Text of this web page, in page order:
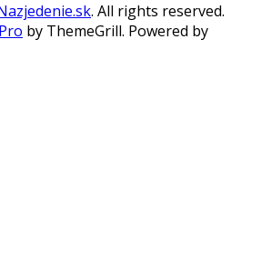
. All rights reserved.
by ThemeGrill. Powered by